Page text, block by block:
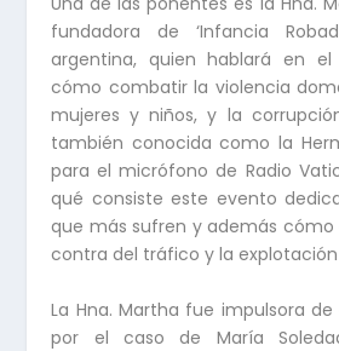
fundadora de ‘Infancia
argentina, quien hablará en
cómo combatir la violencia
mujeres y niños, y la
también conocida como la
para el micrófono de Radio
qué consiste este evento
que más sufren y además cómo
contra del tráfico y la
La Hna. Martha fue impulsora
por el caso de María